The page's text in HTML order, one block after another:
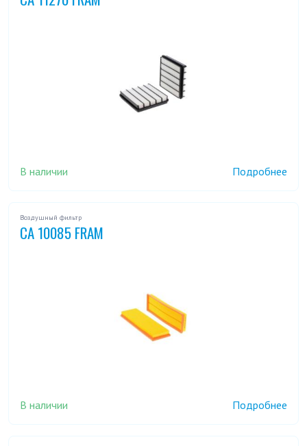
В наличии Подробнее
Воздушный фильтр
CA 10085 FRAM
В наличии Подробнее